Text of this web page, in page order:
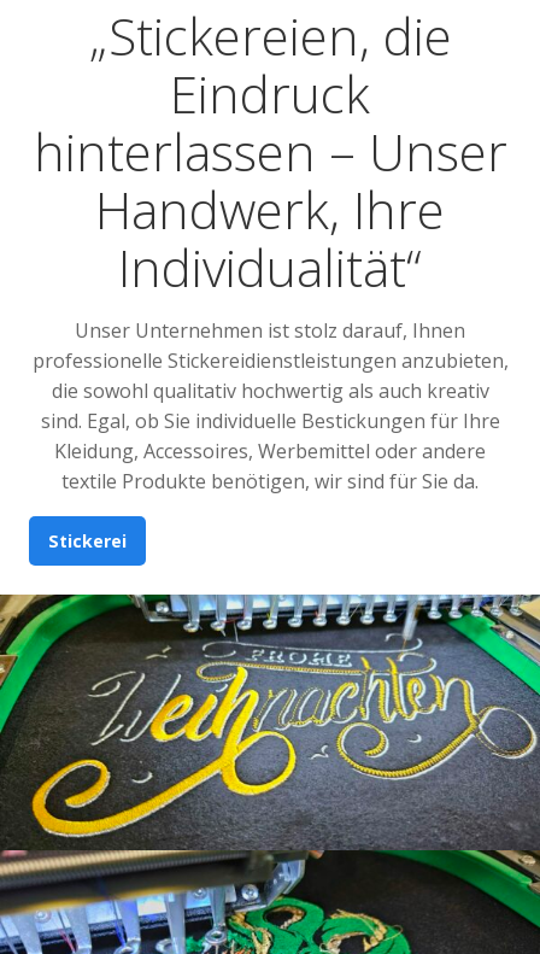
„Stickereien, die
Eindruck
hinterlassen – Unser
Handwerk, Ihre
Individualität“
Unser Unternehmen ist stolz darauf, Ihnen
professionelle Stickereidienstleistungen anzubieten,
die sowohl qualitativ hochwertig als auch kreativ
sind. Egal, ob Sie individuelle Bestickungen für Ihre
Kleidung, Accessoires, Werbemittel oder andere
textile Produkte benötigen, wir sind für Sie da.
Stickerei